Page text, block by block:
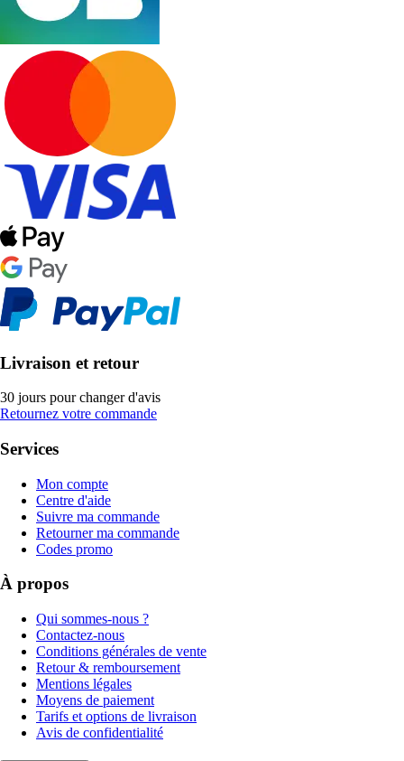
Livraison et retour
30 jours pour changer d'avis
Retournez votre commande
Services
Mon compte
Centre d'aide
Suivre ma commande
Retourner ma commande
Codes promo
À propos
Qui sommes-nous ?
Contactez-nous
Conditions générales de vente
Retour & remboursement
Mentions légales
Moyens de paiement
Tarifs et options de livraison
Avis de confidentialité